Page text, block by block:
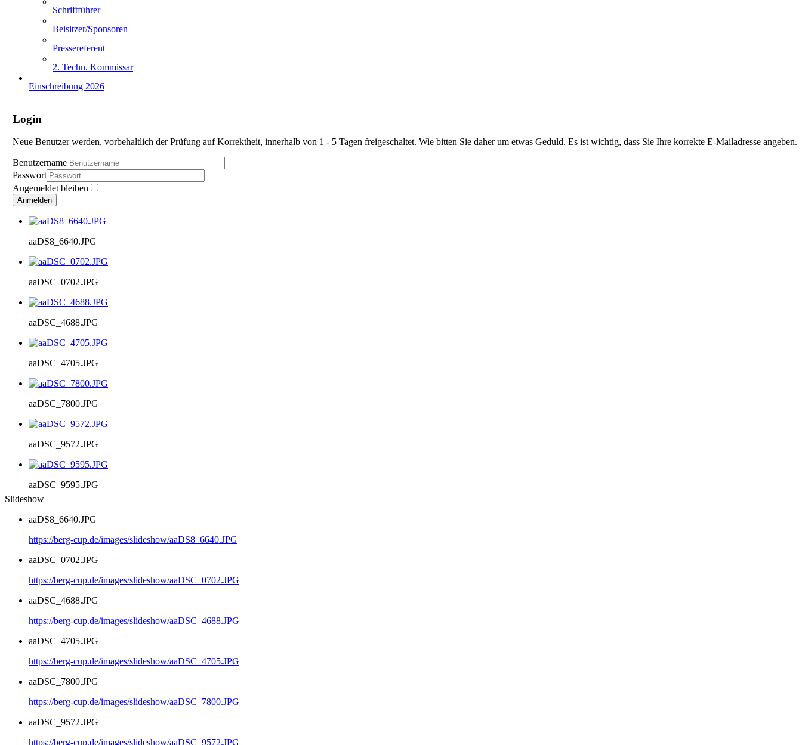
Schriftführer
Beisitzer/Sponsoren
Pressereferent
2. Techn. Kommissar
Einschreibung 2026
Login
Neue Benutzer werden, vorbehaltlich der Prüfung auf Korrektheit, innerhalb von 1 - 5 Tagen freigeschaltet. Wie bitten Sie daher um etwas Geduld. Es ist wichtig, dass Sie Ihre korrekte E-Mailadresse angeben.
Benutzername
Passwort
Angemeldet bleiben
Anmelden
aaDS8_6640.JPG
aaDSC_0702.JPG
aaDSC_4688.JPG
aaDSC_4705.JPG
aaDSC_7800.JPG
aaDSC_9572.JPG
aaDSC_9595.JPG
Slideshow
aaDS8_6640.JPG
https://berg-cup.de/images/slideshow/aaDS8_6640.JPG
aaDSC_0702.JPG
https://berg-cup.de/images/slideshow/aaDSC_0702.JPG
aaDSC_4688.JPG
https://berg-cup.de/images/slideshow/aaDSC_4688.JPG
aaDSC_4705.JPG
https://berg-cup.de/images/slideshow/aaDSC_4705.JPG
aaDSC_7800.JPG
https://berg-cup.de/images/slideshow/aaDSC_7800.JPG
aaDSC_9572.JPG
https://berg-cup.de/images/slideshow/aaDSC_9572.JPG